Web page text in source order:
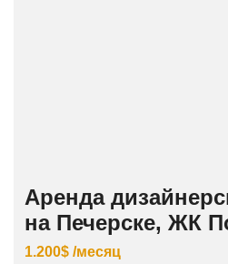
Аренда
на Печерске, ЖК
1.200$ /месяц